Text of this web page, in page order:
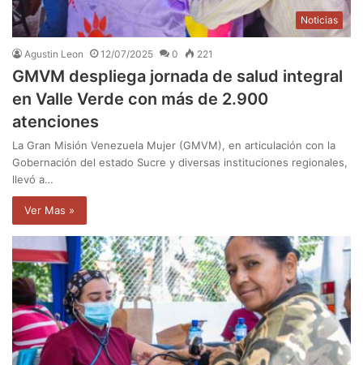
Noticias
Agustin Leon 12/07/2025 0 221
GMVM despliega jornada de salud integral
en Valle Verde con más de 2.900
atenciones
La Gran Misión Venezuela Mujer (GMVM), en articulación con la
Gobernación del estado Sucre y diversas instituciones regionales,
llevó a…
Ver Mas »